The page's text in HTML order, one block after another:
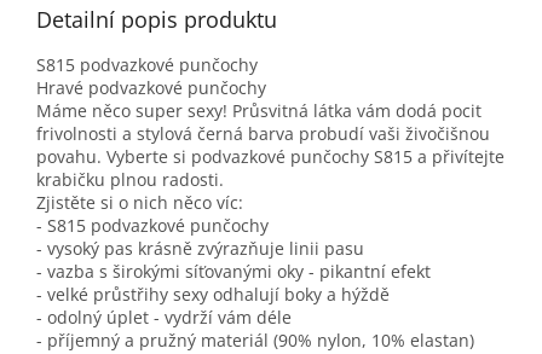
Detailní popis produktu
S815 podvazkové punčochy
Hravé podvazkové punčochy
Máme něco super sexy! Průsvitná látka vám dodá pocit
frivolnosti a stylová černá barva probudí vaši živočišnou
povahu. Vyberte si podvazkové punčochy S815 a přivítejte
krabičku plnou radosti.
Zjistěte si o nich něco víc:
- S815 podvazkové punčochy
- vysoký pas krásně zvýrazňuje linii pasu
- vazba s širokými síťovanými oky - pikantní efekt
- velké průstřihy sexy odhalují boky a hýždě
- odolný úplet - vydrží vám déle
- příjemný a pružný materiál (90% nylon, 10% elastan)